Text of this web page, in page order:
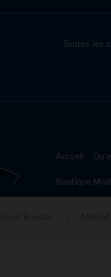
Toutes les
Accueil
Boutique